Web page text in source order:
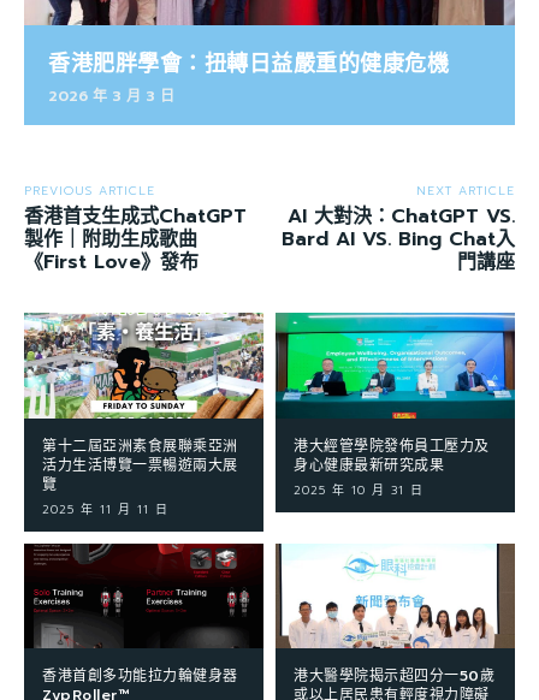
香港肥胖學會：扭轉日益嚴重的健康危機
2026 年 3 月 3 日
PREVIOUS ARTICLE
香港首支生成式ChatGPT
製作｜附助生成歌曲
《First Love》發布
NEXT ARTICLE
AI 大對決：ChatGPT VS.
Bard AI VS. Bing Chat入
門講座
第十二屆亞洲素食展聯乘亞洲
活力生活博覽一票暢遊兩大展
覽
2025 年 11 月 11 日
港大經管學院發佈員工壓力及
身心健康最新研究成果
2025 年 10 月 31 日
香港首創多功能拉力輪健身器
ZypRoller™
港大醫學院揭示超四分一50歲
或以上居民患有輕度視力障礙